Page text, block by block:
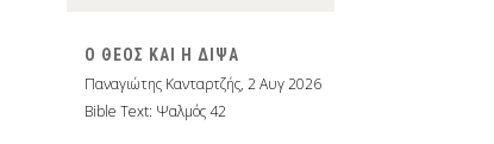
Ο ΘΕΟΣ ΚΑΙ Η ΔΙΨΑ
Παναγιώτης Κανταρτζής,2 Αυγ 2026
Bible Text: Ψαλμός 42